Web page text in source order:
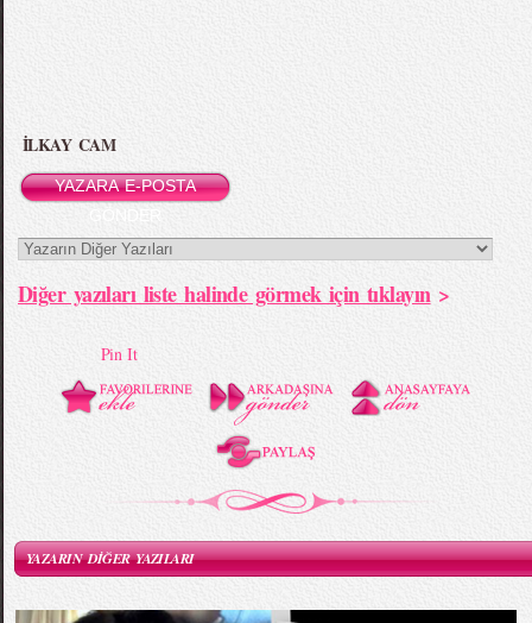
İLKAY CAM
YAZARA E-POSTA
Diğer yazıları liste halinde görmek için tıklayın>
Pin It
YAZARIN DİĞER YAZILARI